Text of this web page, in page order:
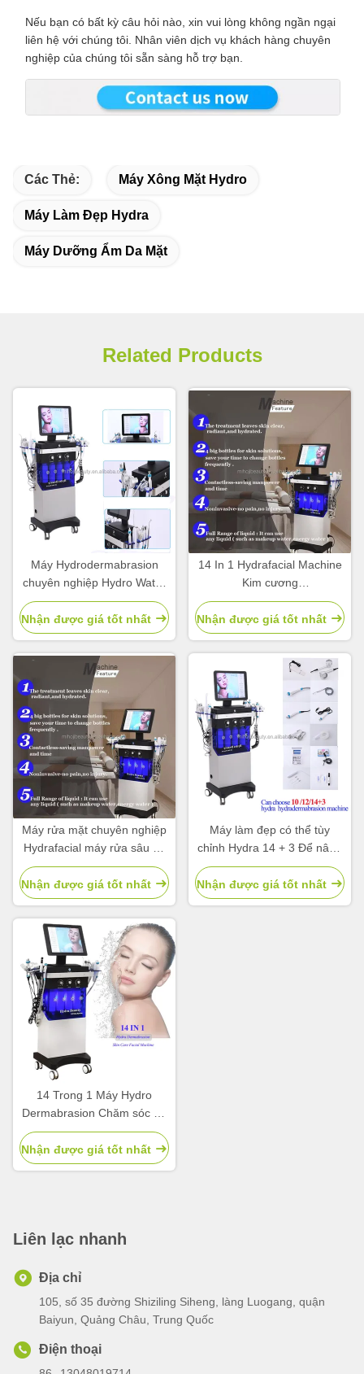
Nếu bạn có bất kỳ câu hỏi nào, xin vui lòng không ngần ngại
liên hệ với chúng tôi. Nhân viên dịch vụ khách hàng chuyên
nghiệp của chúng tôi sẵn sàng hỗ trợ bạn.
Các Thẻ: Máy Xông Mặt Hydro
Máy Làm Đẹp Hydra
Máy Dưỡng Ẩm Da Mặt
Related Products
Máy Hydrodermabrasion
chuyên nghiệp Hydro Water
để trẻ hóa da
Nhận được giá tốt nhất
14 In 1 Hydrafacial Machine
Kim cương
Microdermabrasion
Nhận được giá tốt nhất
Máy rửa mặt chuyên nghiệp
Hydrafacial máy rửa sâu 14
+ 3 Hydratation Face
Machine
Nhận được giá tốt nhất
Máy làm đẹp có thể tùy
chỉnh Hydra 14 + 3 Để nâng
mặt điều trị mụn trứng cá
Nhận được giá tốt nhất
14 Trong 1 Máy Hydro
Dermabrasion Chăm sóc da
Máy Hydro Mặt
Nhận được giá tốt nhất
Liên lạc nhanh
Địa chỉ
105, số 35 đường Shiziling Siheng, làng Luogang, quận
Baiyun, Quảng Châu, Trung Quốc
Điện thoại